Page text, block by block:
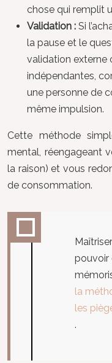
chose qui remplit
Validation : Si
la pause et le
validation externe
indépendantes,
une personne de
même impulsion.
Cette méthode
mental, réengageant
la raison) et vous
de consommation.
pouvoir
la
les
.